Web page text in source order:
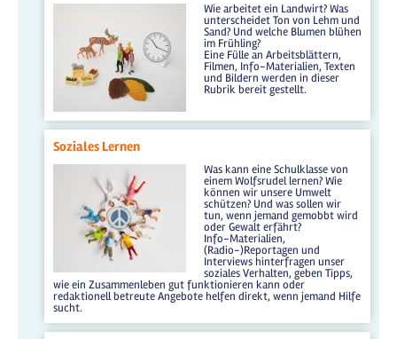
Wie arbeitet ein Landwirt? Was
unterscheidet Ton von Lehm und
Sand? Und welche Blumen blühen
im Frühling?
Eine Fülle an Arbeitsblättern,
Filmen, Info-Materialien, Texten
und Bildern werden in dieser
Rubrik bereit gestellt.
Soziales Lernen
Was kann eine Schulklasse von
einem Wolfsrudel lernen? Wie
können wir unsere Umwelt
schützen? Und was sollen wir
tun, wenn jemand gemobbt wird
oder Gewalt erfährt?
Info-Materialien,
(Radio-)Reportagen und
Interviews hinterfragen unser
soziales Verhalten, geben Tipps,
wie ein Zusammenleben gut funktionieren kann oder
redaktionell betreute Angebote helfen direkt, wenn jemand Hilfe
sucht.